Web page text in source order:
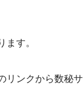
ます。
リンクから数秘サ